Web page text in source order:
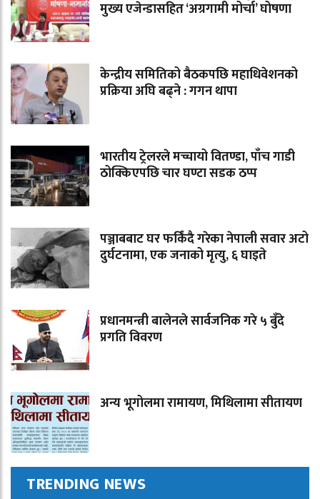
मुख्य एजेन्डासहित ‘अग्रगामी मोर्चा’ घोषणा
केन्द्रीय समितिको बैठकपछि महाधिवेशनको
प्रक्रिया अघि बढ्ने : गगन थापा
भारतीय ट्रेलरले मच्चायो वितण्डा, पाँच गाडी
ठोक्किएपछि चार घण्टा सडक ठप्प
पञ्जाबबाट घर फर्किंदै गरेका नेपाली सवार अटो
दुर्घटनामा, एक जनाको मृत्यु, ६ घाइते
प्रधानमन्त्री बालेनले सार्वजनिक गरे ५ बुँदे
प्रगति विवरण
अन्य भूगोलमा रामायण, मिथिलामा सीतायण
TRENDING NEWS